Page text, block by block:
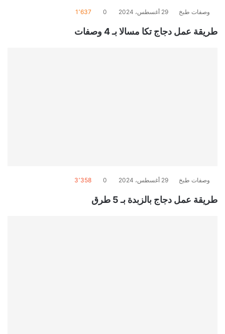
وصفات طبخ 29 أغسطس، 2024 0 1٬637
طريقة عمل دجاج تكا مسالا بـ 4 وصفات
وصفات طبخ 29 أغسطس، 2024 0 3٬358
طريقة عمل دجاج بالزبدة بـ 5 طرق